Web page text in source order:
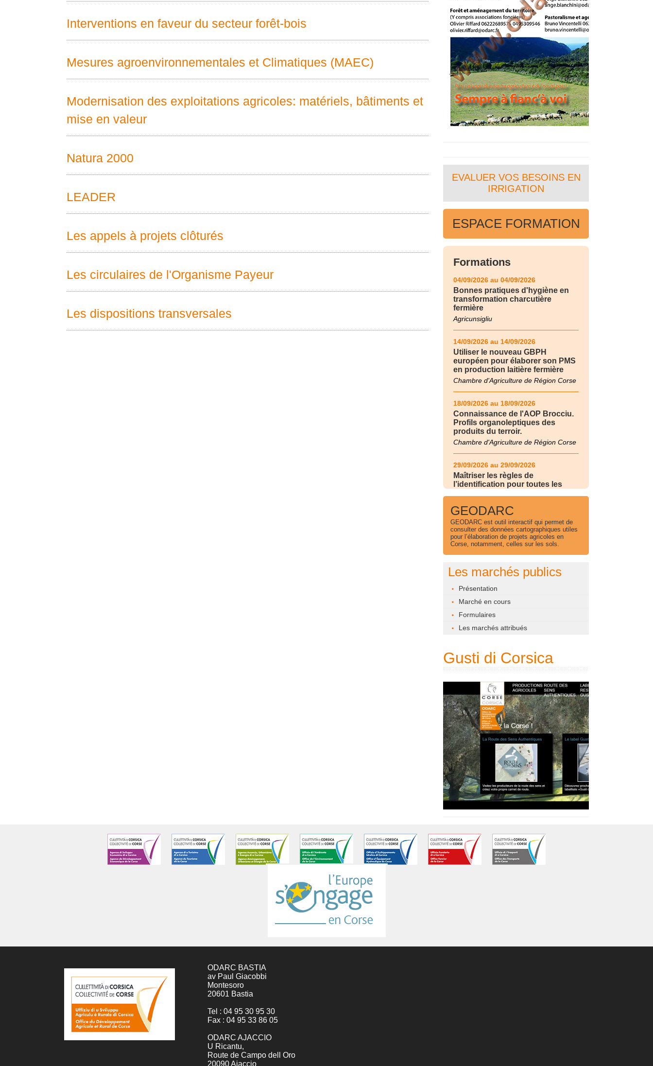
Interventions en faveur du secteur forêt-bois
Mesures agroenvironnementales et Climatiques (MAEC)
Modernisation des exploitations agricoles: matériels, bâtiments et
mise en valeur
Natura 2000
LEADER
Les appels à projets clôturés
Les circulaires de l'Organisme Payeur
Les dispositions transversales
EVALUER VOS BESOINS EN
IRRIGATION
ESPACE FORMATION
Formations
04/09/2026 au 04/09/2026
Bonnes pratiques d'hygiène en
transformation charcutière
fermière
Agricunsigliu
14/09/2026 au 14/09/2026
Utiliser le nouveau GBPH
européen pour élaborer son PMS
en production laitière fermière
Chambre d'Agriculture de Région Corse
18/09/2026 au 18/09/2026
Connaissance de l'AOP Brocciu.
Profils organoleptiques des
produits du terroir.
Chambre d'Agriculture de Région Corse
29/09/2026 au 29/09/2026
Maîtriser les règles de
l’identification pour toutes les
30/09/2026 au 30/09/2026
Maîtriser les règles de
l’identification pour toutes les
filières d’élevage
Chambre d'Agriculture de Région Corse
24/11/2026 au 24/11/2026
Gérer et piloter l'irrigation de son
Chambre d'Agriculture de Région Corse
GEODARC
GEODARC est outil interactif qui permet de
consulter des données cartographiques utiles
pour l’élaboration de projets agricoles en
Corse, notamment, celles sur les sols.
Les marchés publics
Présentation
Marché en cours
Formulaires
Les marchés attribués
Gusti di Corsica
ODARC BASTIA
av Paul Giacobbi
Montesoro
20601 Bastia
Tel : 04 95 30 95 30
Fax : 04 95 33 86 05
ODARC AJACCIO
U Ricantu,
Route de Campo dell Oro
20090 Ajaccio